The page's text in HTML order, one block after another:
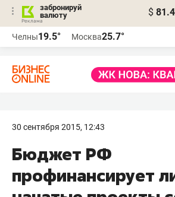
забронируй
валюту
$
Челны19.5° Москва25.7°
30 сентября 2015, 12:43
Бюджет РФ
профинансирует